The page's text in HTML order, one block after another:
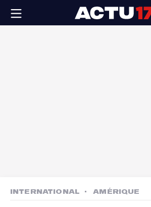
INTERNATIONAL AMÉRIQUE